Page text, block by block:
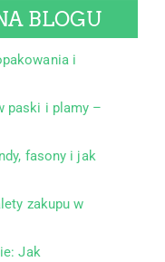
BLOGU
i
paski i plamy –
fasony i jak
zakupu w
Jak